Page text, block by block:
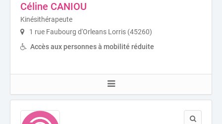
Céline CANIOU
Kinésithérapeute
1 rue Faubourg d'Orleans Lorris (45260)
Accès aux personnes à mobilité réduite